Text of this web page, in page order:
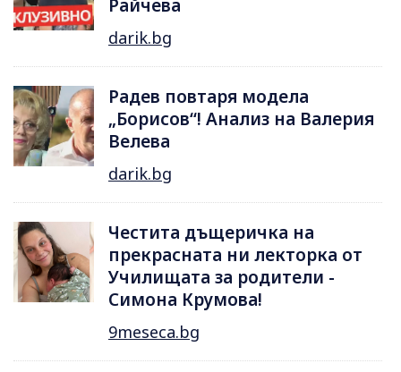
Райчева
darik.bg
Радев повтаря модела
„Борисов“! Анализ на Валерия
Велева
darik.bg
Честита дъщеричка на
прекрасната ни лекторка от
Училищата за родители -
Симона Крумова!
9meseca.bg